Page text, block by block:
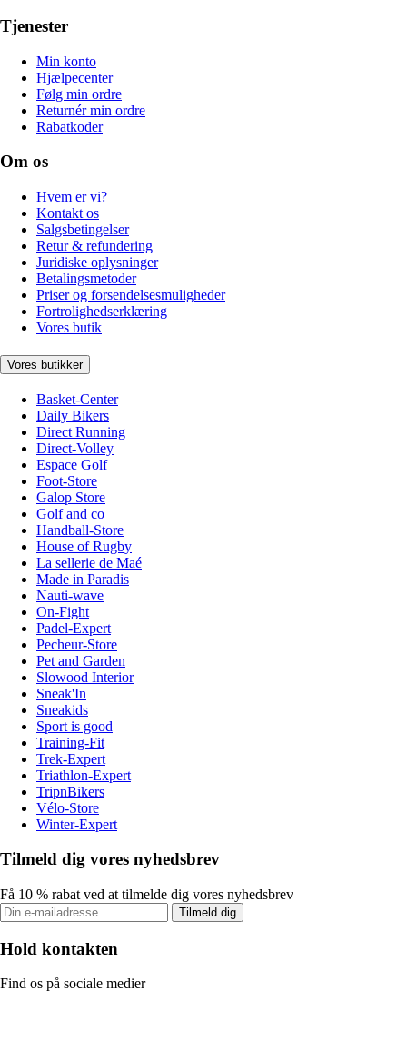
Tjenester
Min konto
Hjælpecenter
Følg min ordre
Returnér min ordre
Rabatkoder
Om os
Hvem er vi?
Kontakt os
Salgsbetingelser
Retur & refundering
Juridiske oplysninger
Betalingsmetoder
Priser og forsendelsesmuligheder
Fortrolighedserklæring
Vores butik
Vores butikker
Basket-Center
Daily Bikers
Direct Running
Direct-Volley
Espace Golf
Foot-Store
Galop Store
Golf and co
Handball-Store
House of Rugby
La sellerie de Maé
Made in Paradis
Nauti-wave
On-Fight
Padel-Expert
Pecheur-Store
Pet and Garden
Slowood Interior
Sneak'In
Sneakids
Sport is good
Training-Fit
Trek-Expert
Triathlon-Expert
TripnBikers
Vélo-Store
Winter-Expert
Tilmeld dig vores nyhedsbrev
Få 10 % rabat ved at tilmelde dig vores nyhedsbrev
Tilmeld dig
Hold kontakten
Find os på sociale medier